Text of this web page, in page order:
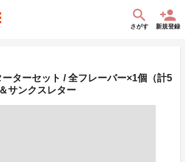
さがす 新規登録
ーターセット / 全フレーバー×1個（計5
サンクスレター